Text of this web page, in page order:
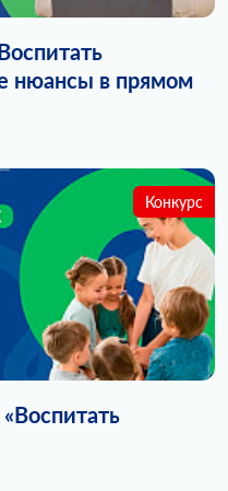
нюансы в прямом
Конкурс